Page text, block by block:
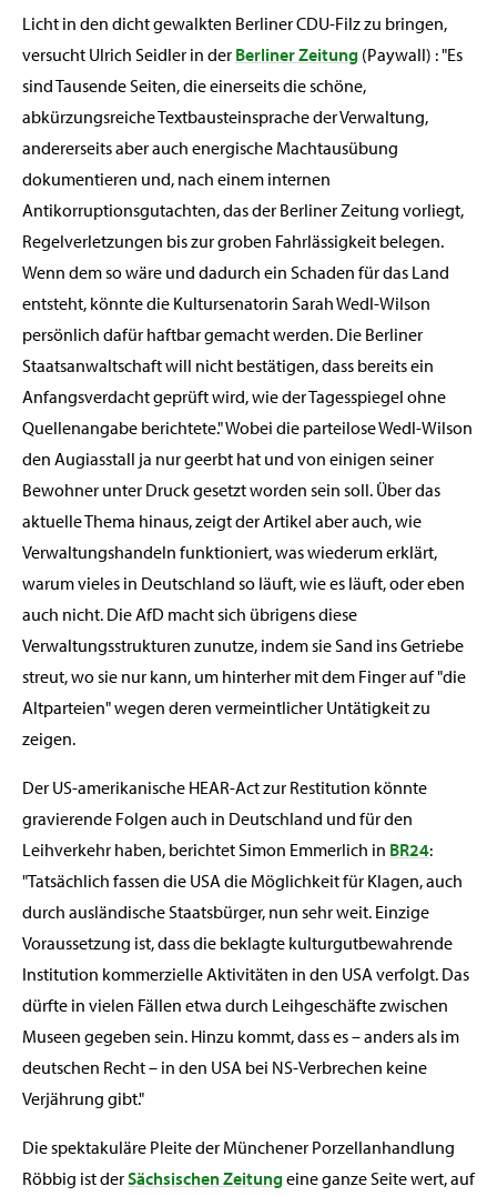
Licht in den dicht gewalkten Berliner CDU-Filz zu bringen,
versucht Ulrich Seidler in der Berliner Zeitung (Paywall) : "Es
sind Tausende Seiten, die einerseits die schöne,
abkürzungsreiche Textbausteinsprache der Verwaltung,
andererseits aber auch energische Machtausübung
dokumentieren und, nach einem internen
Antikorruptionsgutachten, das der Berliner Zeitung vorliegt,
Regelverletzungen bis zur groben Fahrlässigkeit belegen.
Wenn dem so wäre und dadurch ein Schaden für das Land
entsteht, könnte die Kultursenatorin Sarah Wedl-Wilson
persönlich dafür haftbar gemacht werden. Die Berliner
Staatsanwaltschaft will nicht bestätigen, dass bereits ein
Anfangsverdacht geprüft wird, wie der Tagesspiegel ohne
Quellenangabe berichtete." Wobei die parteilose Wedl-Wilson
den Augiasstall ja nur geerbt hat und von einigen seiner
Bewohner unter Druck gesetzt worden sein soll. Über das
aktuelle Thema hinaus, zeigt der Artikel aber auch, wie
Verwaltungshandeln funktioniert, was wiederum erklärt,
warum vieles in Deutschland so läuft, wie es läuft, oder eben
auch nicht. Die AfD macht sich übrigens diese
Verwaltungsstrukturen zunutze, indem sie Sand ins Getriebe
streut, wo sie nur kann, um hinterher mit dem Finger auf "die
Altparteien" wegen deren vermeintlicher Untätigkeit zu
zeigen.
Der US-amerikanische HEAR-Act zur Restitution könnte
gravierende Folgen auch in Deutschland und für den
Leihverkehr haben, berichtet Simon Emmerlich in BR24:
"Tatsächlich fassen die USA die Möglichkeit für Klagen, auch
durch ausländische Staatsbürger, nun sehr weit. Einzige
Voraussetzung ist, dass die beklagte kulturgutbewahrende
Institution kommerzielle Aktivitäten in den USA verfolgt. Das
dürfte in vielen Fällen etwa durch Leihgeschäfte zwischen
Museen gegeben sein. Hinzu kommt, dass es – anders als im
deutschen Recht – in den USA bei NS-Verbrechen keine
Verjährung gibt."
Die spektakuläre Pleite der Münchener Porzellanhandlung
Röbbig ist derSächsischen Zeitungeine ganze Seite wert, auf